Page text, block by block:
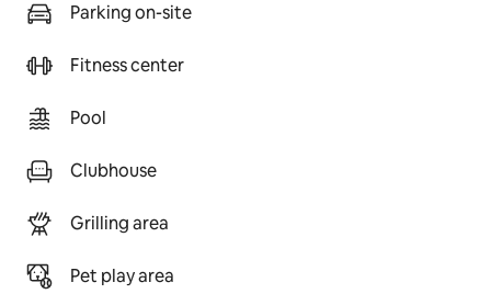
Parking on-site
Fitness center
Pool
Clubhouse
Grilling area
Pet play area